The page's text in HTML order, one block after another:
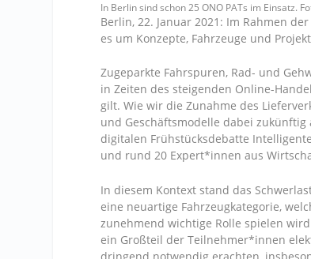
In Berlin sind schon 25 ONO PATs im Einsatz.
Berlin, 22. Januar 2021: Im Rahmen
es um Konzepte, Fahrzeuge und
Zugeparkte Fahrspuren, Rad- und
in Zeiten des steigenden Online-
gilt. Wie wir die Zunahme des
und Geschäftsmodelle dabei
digitalen Frühstücksdebatte
und rund 20 Expert*innen aus
In diesem Kontext stand das
eine neuartige Fahrzeugkategorie,
zunehmend wichtige Rolle spielen
ein Großteil der Teilnehmer*innen